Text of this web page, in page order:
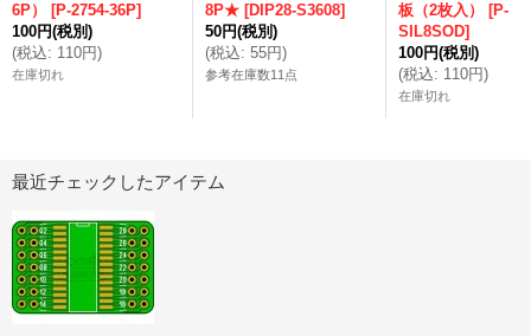
6P）
[P-2754-36P]
100円(税別)
(税込: 110円)
在庫切れ
8P★ [DIP28-S3608]
50円(税別)
(税込: 55円)
参考在庫数11点
板（2枚入）
[P-
SIL8SOD]
100円(税別)
(税込: 110円)
在庫切れ
最近チェックしたアイテム